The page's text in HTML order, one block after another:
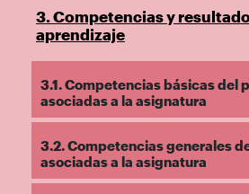
3. Competencias y
aprendizaje
3.1. Competencias básicas del
asociadas a la asignatura
3.2. Competencias generales
asociadas a la asignatura